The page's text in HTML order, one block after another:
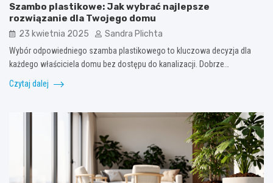
Szambo plastikowe: Jak wybrać najlepsze
rozwiązanie dla Twojego domu
23 kwietnia 2025 Sandra Plichta
Wybór odpowiedniego szamba plastikowego to kluczowa decyzja dla
każdego właściciela domu bez dostępu do kanalizacji. Dobrze…
Czytaj dalej